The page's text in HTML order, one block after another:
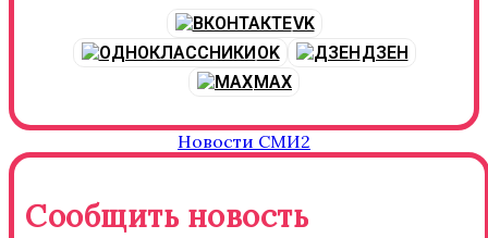
VK
OK
ДЗЕН
MAX
Новости СМИ2
Сообщить новость